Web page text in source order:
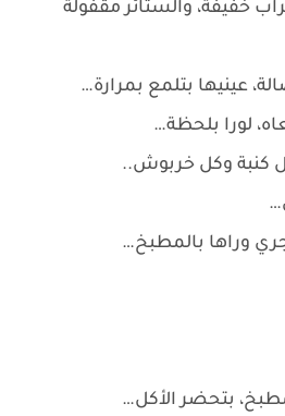
خفيفة، والستائر مقفولة
عينيها بتلمع بمرارة…
لورا بلحظة…
كنبة وكل خربوش..
وراها بالمطبخ…
بتحضر الأكل…